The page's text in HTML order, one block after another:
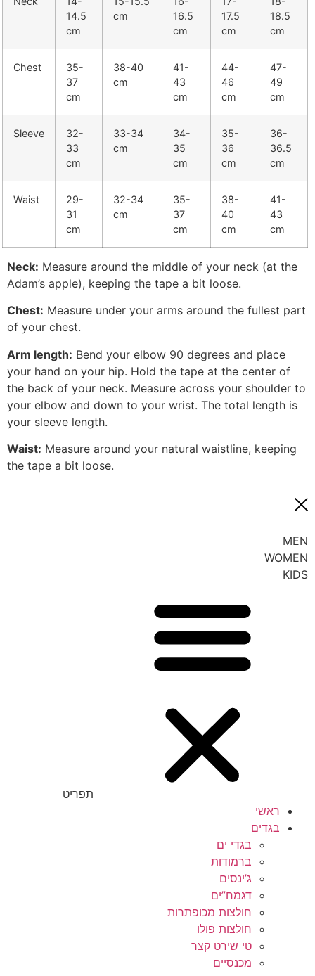
14.5
cm
cm
16.5
cm
17.5
cm
18.5
cm
Chest
35-
37
cm
38-40
cm
41-
43
cm
44-
46
cm
47-
49
cm
Sleeve
32-
33
cm
33-34
cm
34-
35
cm
35-
36
cm
36-
36.5
cm
Waist
29-
31
cm
32-34
cm
35-
37
cm
38-
40
cm
41-
43
cm
Neck: Measure around the middle of your neck (at the
Adam’s apple), keeping the tape a bit loose.
Chest: Measure under your arms around the fullest part
of your chest.
Arm length: Bend your elbow 90 degrees and place
your hand on your hip. Hold the tape at the center of
the back of your neck. Measure across your shoulder to
your elbow and down to your wrist. The total length is
your sleeve length.
Waist: Measure around your natural waistline, keeping
the tape a bit loose.
MEN
WOMEN
KIDS
תפריט
ראשי
בגדים
בגדי ים
ברמודות
ג’ינסים
דגמח”ים
חולצות מכופתרות
חולצות פולו
טי שירט קצר
מכנסיים